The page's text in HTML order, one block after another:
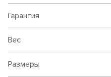
Гарантия
Вес
Размеры